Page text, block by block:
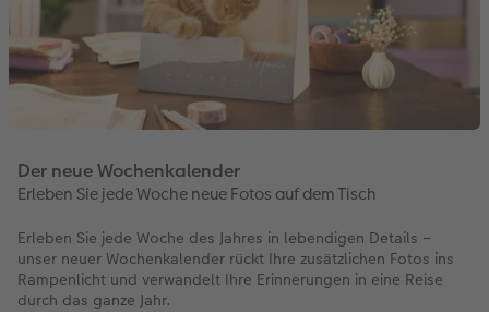
Der neue Wochenkalender
Erleben Sie jede Woche neue Fotos auf dem Tisch
Erleben Sie jede Woche des Jahres in lebendigen Details –
unser neuer Wochenkalender rückt Ihre zusätzlichen Fotos ins
Rampenlicht und verwandelt Ihre Erinnerungen in eine Reise
durch das ganze Jahr.